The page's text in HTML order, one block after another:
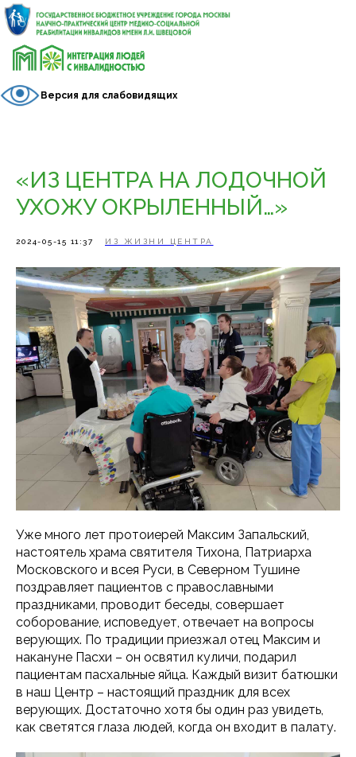
Версия для слабовидящих
«ИЗ ЦЕНТРА НА ЛОДОЧНОЙ
УХОЖУ ОКРЫЛЕННЫЙ…»
2024-05-15 11:37 ИЗ ЖИЗНИ ЦЕНТРА
Уже много лет протоиерей Максим Запальский,
настоятель храма святителя Тихона, Патриарха
Московского и всея Руси, в Северном Тушине
поздравляет пациентов с православными
праздниками, проводит беседы, совершает
соборование, исповедует, отвечает на вопросы
верующих. По традиции приезжал отец Максим и
накануне Пасхи – он освятил куличи, подарил
пациентам пасхальные яйца. Каждый визит батюшки
в наш Центр – настоящий праздник для всех
верующих. Достаточно хотя бы один раз увидеть,
как светятся глаза людей, когда он входит в палату.